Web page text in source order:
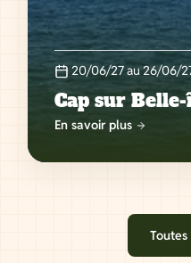
20/06/27 au 26/06/
Cap sur
En savoir plus
Toutes